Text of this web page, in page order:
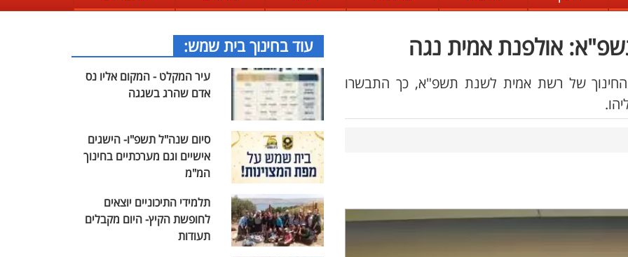
אולפנת אמית נגה
של רשת אמית לשנת תשפ"א, כך התבשרו
עוד בחינוך בית שמש:
עיר המקלט - המקום אליו נס
אדם שהרג בשגגה
סיום שנה"ל תשפ"ו- הישגים
אישיים וגם מערכתיים בחינוך
המ"מ
תלמידי התיכוניים יוצאים
לחופשת הקיץ- היום מקבלים
תעודות